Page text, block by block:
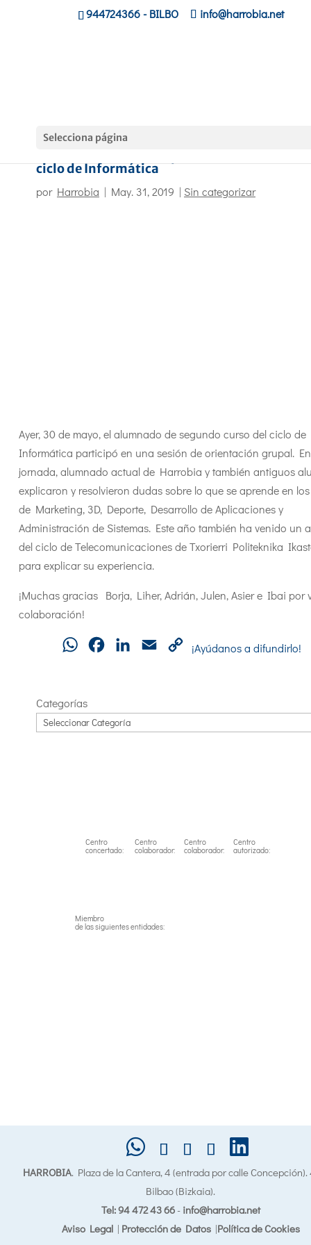
944724366- BILBO info@harrobia.net
Selecciona página
ciclo de Informática
por Harrobia | May. 31, 2019 | Sin categorizar
Ayer, 30 de mayo, el alumnado de segundo curso del ciclo de
Informática participó en una sesión de orientación grupal.
jornada, alumnado actual de Harrobia y también antiguos
explicaron y resolvieron dudas sobre lo que se aprende en
de Marketing, 3D, Deporte, Desarrollo de Aplicaciones y
Administración de Sistemas. Este año también ha venido un
del ciclo de Telecomunicaciones de Txorierri Politeknika
para explicar su experiencia.
¡Muchas gracias Borja, Liher, Adrián, Julen, Asier e Ibai por
colaboración!
WhatsAppFacebookLinkedInEmail
Copy
¡Ayúdanos a difundirlo!
Categorías
Centro
concertado:
Centro
colaborador:
Centro
colaborador:
Centro
autorizado:
Miembro
de las siguientes entidades:
HARROBIA. Plaza de la Cantera, 4 (entrada por calle
Bilbao (Bizkaia).
Tel: 94 472 43 66- info@harrobia.net
Aviso Legal| Protección de Datos|Política de Cookies